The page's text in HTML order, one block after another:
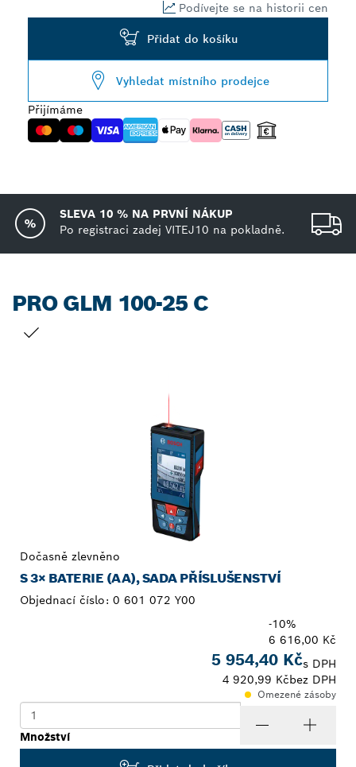
Podívejte se na historii cen
Přidat do košíku
Vyhledat místního prodejce
Přijímáme
SLEVA 10 % NA PRVNÍ NÁKUP
Po registraci zadej VITEJ10 na pokladně.
PRO GLM 100-25 C
Dočasně zlevněno
S 3× BATERIE (AA), SADA PŘÍSLUŠENSTVÍ
Objednací číslo: 0 601 072 Y00
-10%
6 616,00 Kč
5 954,40 Kčs DPH
4 920,99 Kčbez DPH
Omezené zásoby
Množství